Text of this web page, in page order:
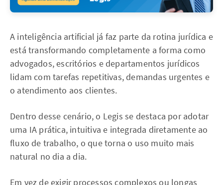
A inteligência artificial já faz parte da rotina jurídica e
está transformando completamente a forma como
advogados, escritórios e departamentos jurídicos
lidam com tarefas repetitivas, demandas urgentes e
o atendimento aos clientes.
Dentro desse cenário, o Legis se destaca por adotar
uma IA prática, intuitiva e integrada diretamente ao
fluxo de trabalho, o que torna o uso muito mais
natural no dia a dia.
Em vez de exigir processos complexos ou longas